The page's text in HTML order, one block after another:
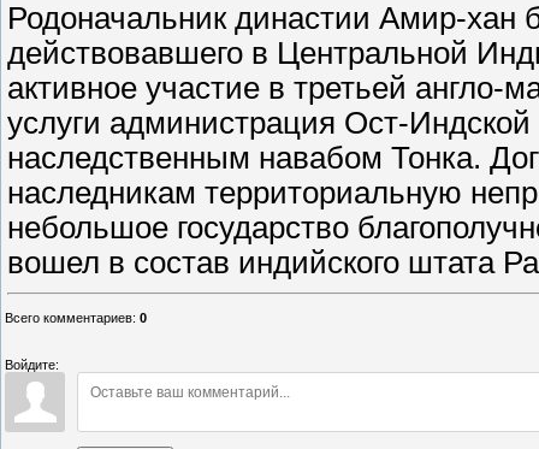
Родоначальник династии Амир-хан
действовавшего в Центральной
активное участие в третьей англо-
услуги администрация Ост-
наследственным навабом Тонка.
наследникам территориальную
небольшое государство
вошел в состав индийского штата
Всего комментариев: 0
Войдите: